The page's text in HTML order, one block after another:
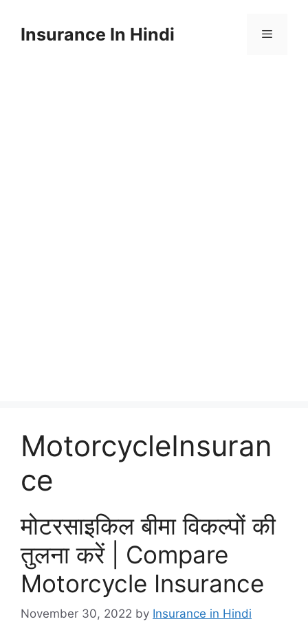
contentInsurance In Hindi
MotorcycleInsuran
ce
मोटरसाइकिल बीमा विकल्पों की
तुलना करें | Compare
Motorcycle Insurance
November 30, 2022 by Insurance in Hindi